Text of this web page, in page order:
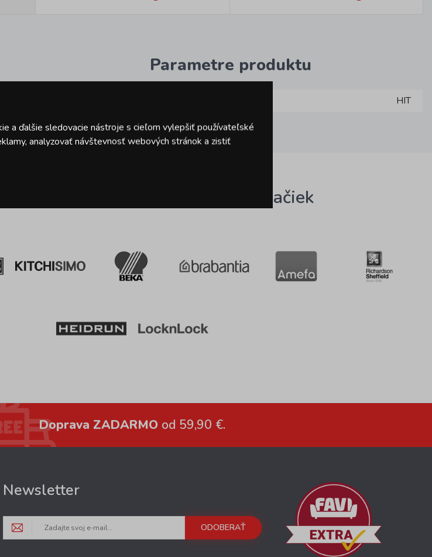
Parametre produktu
HIT
dovozcovia renomovaných značiek
Doprava ZADARMO od 59,90 €.
Newsletter
ODOBERAŤ
a ďalšie sledovacie nástroje s cieľom vylepšiť používateľské
analyzovať návštevnosť webových stránok a zistiť